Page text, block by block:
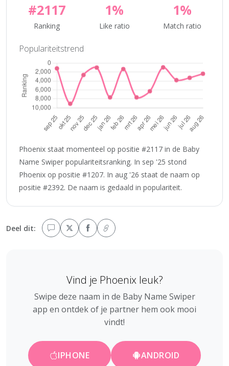
#2117
Ranking
1%
Like ratio
1%
Match ratio
Populariteitstrend
Phoenix staat momenteel op positie #2117 in de Baby
Name Swiper populariteitsranking. In sep '25 stond
Phoenix op positie #1207. In aug '26 staat de naam op
positie #2392. De naam is gedaald in populariteit.
Deel dit:
Vind je Phoenix leuk?
Swipe deze naam in de Baby Name Swiper
app en ontdek of je partner hem ook mooi
vindt!
IPHONE ANDROID